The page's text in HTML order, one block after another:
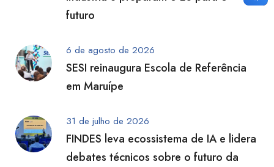
futuro
6 de agosto de 2026
SESI reinaugura Escola de Referência
em Maruípe
31 de julho de 2026
FINDES leva ecossistema de IA e lidera
debates técnicos sobre o futuro da